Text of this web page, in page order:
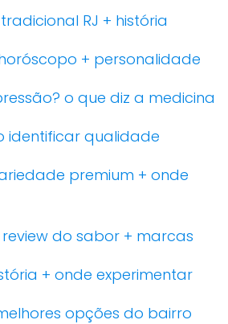
RJ + história
+ personalidade
o que diz a medicina
identificar qualidade
premium + onde
do sabor + marcas
+ onde experimentar
opções do bairro